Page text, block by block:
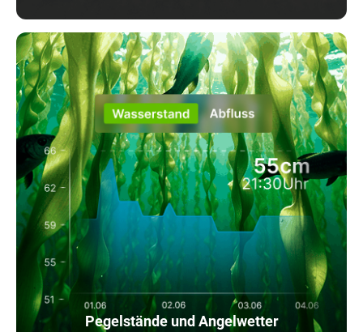
Pegelstände und Angelwetter